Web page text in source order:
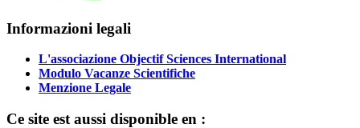
Informazioni legali
L'associazione Objectif Sciences International
Modulo Vacanze Scientifiche
Menzione Legale
Ce site est aussi disponible en :